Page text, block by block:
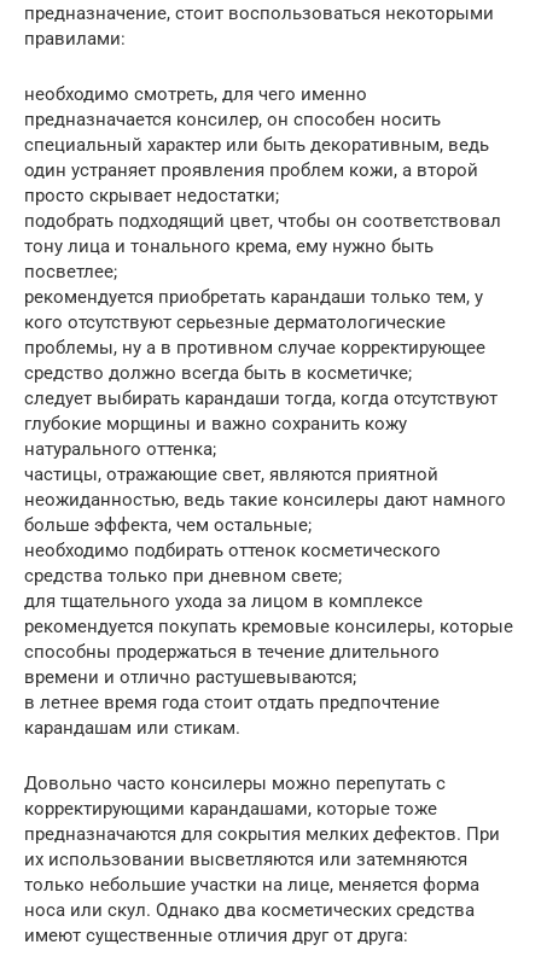
предназначение, стоит воспользоваться некоторыми
правилами:
необходимо смотреть, для чего именно
предназначается консилер, он способен носить
специальный характер или быть декоративным, ведь
один устраняет проявления проблем кожи, а второй
просто скрывает недостатки;
подобрать подходящий цвет, чтобы он соответствовал
тону лица и тонального крема, ему нужно быть
посветлее;
рекомендуется приобретать карандаши только тем, у
кого отсутствуют серьезные дерматологические
проблемы, ну а в противном случае корректирующее
средство должно всегда быть в косметичке;
следует выбирать карандаши тогда, когда отсутствуют
глубокие морщины и важно сохранить кожу
натурального оттенка;
частицы, отражающие свет, являются приятной
неожиданностью, ведь такие консилеры дают намного
больше эффекта, чем остальные;
необходимо подбирать оттенок косметического
средства только при дневном свете;
для тщательного ухода за лицом в комплексе
рекомендуется покупать кремовые консилеры, которые
способны продержаться в течение длительного
времени и отлично растушевываются;
в летнее время года стоит отдать предпочтение
карандашам или стикам.
Довольно часто консилеры можно перепутать с
корректирующими карандашами, которые тоже
предназначаются для сокрытия мелких дефектов. При
их использовании высветляются или затемняются
только небольшие участки на лице, меняется форма
носа или скул. Однако два косметических средства
имеют существенные отличия друг от друга: